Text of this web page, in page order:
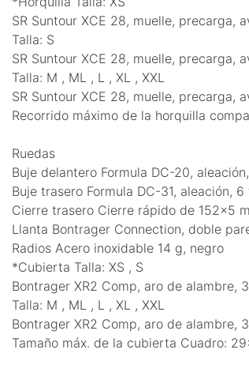
SR Suntour XCE 28, muelle, precarga,
Talla: S
SR Suntour XCE 28, muelle, precarga,
Talla: M , ML , L , XL , XXL
SR Suntour XCE 28, muelle, precarga,
Recorrido máximo de la horquilla
Ruedas
Buje delantero Formula DC-20,
Buje trasero Formula DC-31, aleación,
Cierre trasero Cierre rápido de 152x5
Llanta Bontrager Connection, doble
Radios Acero inoxidable 14 g, negro
*Cubierta Talla: XS , S
Bontrager XR2 Comp, aro de alambre,
Talla: M , ML , L , XL , XXL
Bontrager XR2 Comp, aro de alambre,
Tamaño máx. de la cubierta Cuadro: